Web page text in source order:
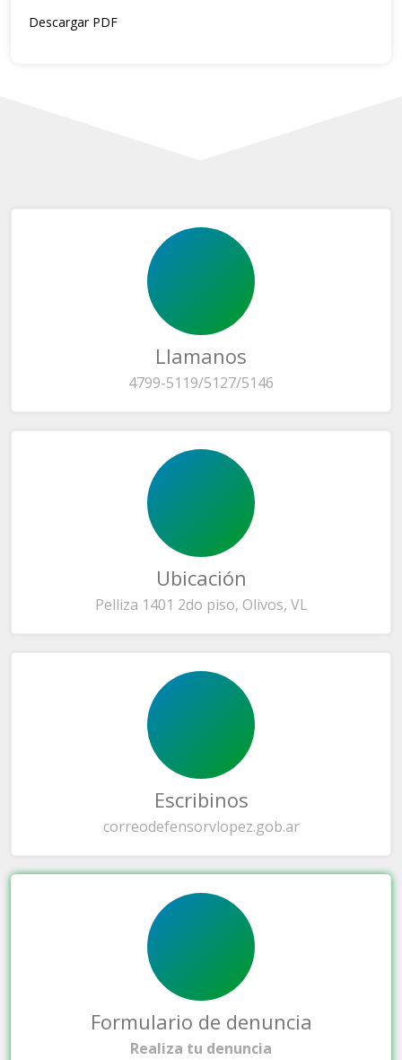
Descargar PDF
Llamanos
4799-5119/5127/5146
Ubicación
Pelliza 1401 2do piso, Olivos, VL
Escribinos
correodefensorvlopez.gob.ar
Formulario de denuncia
Realiza tu denuncia